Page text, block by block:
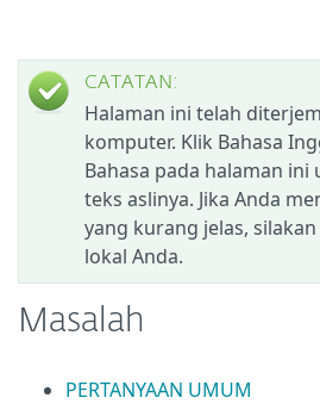
CATATAN:
Halaman ini telah
komputer. Klik Bahasa
Bahasa pada halaman
teks aslinya. Jika Anda
yang kurang jelas,
lokal Anda.
Masalah
PERTANYAAN UMUM